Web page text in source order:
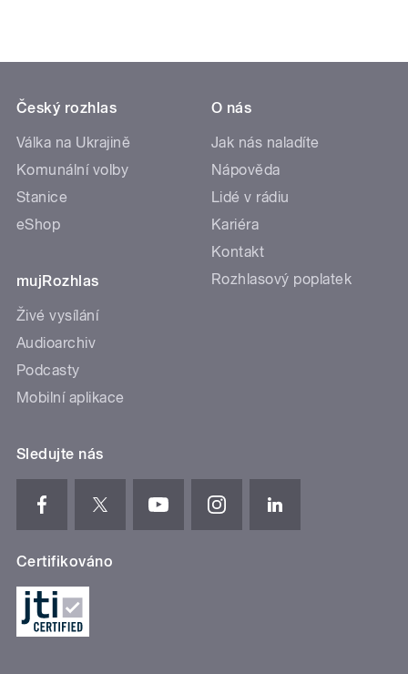
Český rozhlas
Válka na Ukrajině
Komunální volby
Stanice
eShop
mujRozhlas
Živé vysílání
Audioarchiv
Podcasty
Mobilní aplikace
O nás
Jak nás naladíte
Nápověda
Lidé v rádiu
Kariéra
Kontakt
Rozhlasový poplatek
Sledujte nás
Certifikováno